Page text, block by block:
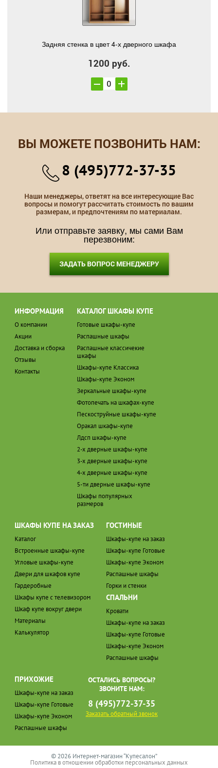
Задняя стенка в цвет 4-х дверного шкафа
1200 руб.
ВЫ МОЖЕТЕ ПОЗВОНИТЬ НАМ:
8 (495)772-37-35
Наши менеджеры, ответят на все интересующие Вас
вопросы и помогут рассчитать стоимость по вашим
размерам, и предпочтениям по материалам.
Или отправьте заявку, мы сами Вам
перезвоним:
ЗАДАТЬ ВОПРОС МЕНЕДЖЕРУ
ИНФОРМАЦИЯ
О компании
Акции
Доставка и сборка
Отзывы
Контакты
КАТАЛОГ ШКАФЫ КУПЕ
Готовые шкафы-купе
Распашные шкафы
Распашные классичекие
шкафы
Шкафы-купе Классика
Шкафы-купе Эконом
Зеркальные шкафы-купе
Фотопечать на шкафах-купе
Пескоструйные шкафы-купе
Оракал шкафы-купе
Лдсп шкафы-купе
2-х дверные шкафы-купе
3-х дверные шкафы-купе
4-х дверные шкафы-купе
5-ти дверные шкафы-купе
Шкафы популярных
размеров
ШКАФЫ КУПЕ НА ЗАКАЗ
Каталог
Встроенные шкафы-купе
Угловые шкафы-купе
Двери для шкафов купе
Гардеробные
Шкафы купе с телевизором
Шкаф купе вокруг двери
Материалы
Калькулятор
ГОСТИНЫЕ
Шкафы-купе на заказ
Шкафы-купе Готовые
Шкафы-купе Эконом
Распашные шкафы
Горки и стенки
СПАЛЬНИ
Кровати
Шкафы-купе на заказ
Шкафы-купе Готовые
Шкафы-купе Эконом
Распашные шкафы
ПРИХОЖИЕ
Шкафы-купе на заказ
Шкафы-купе Готовые
Шкафы-купе Эконом
Распашные шкафы
ОСТАЛИСЬ ВОПРОСЫ?
ЗВОНИТЕ НАМ:
8 (495)772-37-35
Заказать обратный звонок
© 2026 Интернет-магазин “Купесалон”
Политика в отношении обработки персональных данных